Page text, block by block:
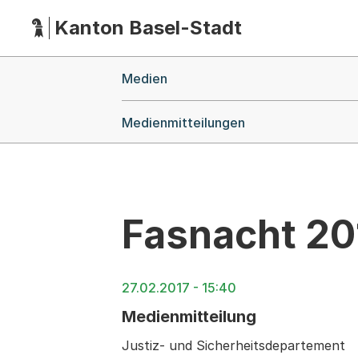
HauptnavigationKanton Basel-Stadt
Medien
Medienmitteilungen
Fasnacht
27.02.2017 - 15:40
Medienmitteilung
Justiz- und Sicherheitsdepartement